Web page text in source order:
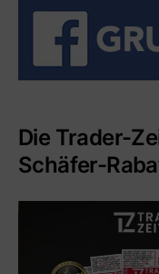
Die Trader-
Schäfer-